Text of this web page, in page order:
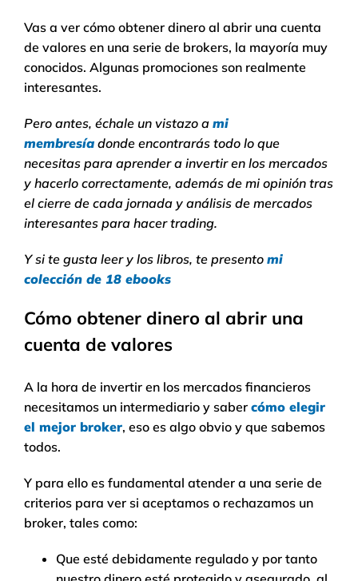
Vas a ver cómo obtener dinero al abrir una cuenta
de valores en una serie de brokers, la mayoría muy
conocidos. Algunas promociones son realmente
interesantes.
Pero antes, échale un vistazo a mi
membresía donde encontrarás todo lo que
necesitas para aprender a invertir en los mercados
y hacerlo correctamente, además de mi opinión tras
el cierre de cada jornada y análisis de mercados
interesantes para hacer trading.
Y si te gusta leer y los libros, te presento mi
colección de 18 ebooks
Cómo obtener dinero al abrir una
cuenta de valores
A la hora de invertir en los mercados financieros
necesitamos un intermediario y saber cómo elegir
el mejor broker, eso es algo obvio y que sabemos
todos.
Y para ello es fundamental atender a una serie de
criterios para ver si aceptamos o rechazamos un
broker, tales como:
Que esté debidamente regulado y por tanto